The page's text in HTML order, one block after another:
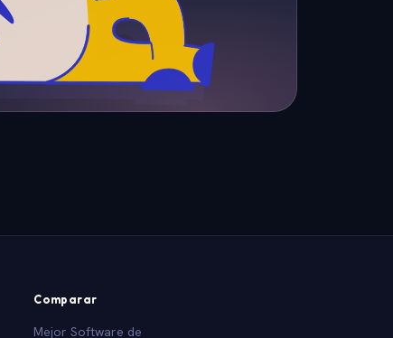
Comparar
Mejor Software de